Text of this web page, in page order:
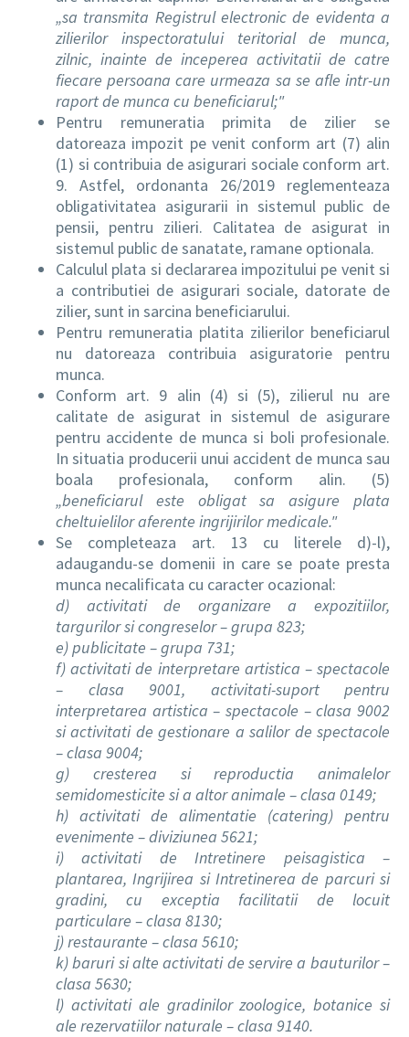
„sa transmita Registrul electronic de evidenta a
zilierilor inspectoratului teritorial de munca,
zilnic, inainte de inceperea activitatii de catre
fiecare persoana care urmeaza sa se afle intr-un
raport de munca cu beneficiarul;"
Pentru remuneratia primita de zilier se
datoreaza impozit pe venit conform art (7) alin
(1) si contribuia de asigurari sociale conform art.
9. Astfel, ordonanta 26/2019 reglementeaza
obligativitatea asigurarii in sistemul public de
pensii, pentru zilieri. Calitatea de asigurat in
sistemul public de sanatate, ramane optionala.
Calculul plata si declararea impozitului pe venit si
a contributiei de asigurari sociale, datorate de
zilier, sunt in sarcina beneficiarului.
Pentru remuneratia platita zilierilor beneficiarul
nu datoreaza contribuia asiguratorie pentru
munca.
Conform art. 9 alin (4) si (5), zilierul nu are
calitate de asigurat in sistemul de asigurare
pentru accidente de munca si boli profesionale.
In situatia producerii unui accident de munca sau
boala profesionala, conform alin. (5)
„beneficiarul este obligat sa asigure plata
cheltuielilor aferente ingrijirilor medicale."
Se completeaza art. 13 cu literele d)-l),
adaugandu-se domenii in care se poate presta
munca necalificata cu caracter ocazional:
d) activitati de organizare a expozitiilor,
targurilor si congreselor – grupa 823;
e) publicitate – grupa 731;
f) activitati de interpretare artistica – spectacole
– clasa 9001, activitati-suport pentru
interpretarea artistica – spectacole – clasa 9002
si activitati de gestionare a salilor de spectacole
– clasa 9004;
g) cresterea si reproductia animalelor
semidomesticite si a altor animale – clasa 0149;
h) activitati de alimentatie (catering) pentru
evenimente – diviziunea 5621;
i) activitati de Intretinere peisagistica –
plantarea, Ingrijirea si Intretinerea de parcuri si
gradini, cu exceptia facilitatii de locuit
particulare – clasa 8130;
j) restaurante – clasa 5610;
k) baruri si alte activitati de servire a bauturilor –
clasa 5630;
l) activitati ale gradinilor zoologice, botanice si
ale rezervatiilor naturale – clasa 9140.